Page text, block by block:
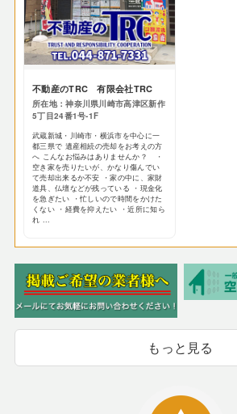
不動産のTRC 有限会社TRC
所在地：神奈川県川崎市高津区新作
5丁目24番1号-1F
武蔵新城・川崎市・横浜市を中心に一
都三県で 遺産相続の売却をお考えの方
へ こんなお悩みはありませんか？ ・
空き家を売りたいが、かなり傷んでい
て売却出来るか不安 ・家の中に、家財
道具、仏壇などが残っている ・現金化
を急ぎたい ・忙しいので時間をかけた
くない ・経費を抑えたい ・近所に知ら
れ ...
もっと見る